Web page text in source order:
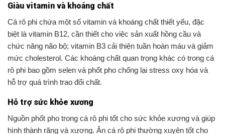
Giàu vitamin và khoáng chất
Cá rô phi chứa một số vitamin và khoáng chất thiết yếu, đặc
biệt là vitamin B12, cần thiết cho việc sản xuất hồng cầu và
chức năng não bộ; vitamin B3 cải thiện tuần hoàn máu và giảm
mức cholesterol. Các khoáng chất quan trọng khác có trong cá
rô phi bao gồm selen và phốt pho chống lại stress oxy hóa và
hỗ trợ quá trình trao đổi chất.
Hỗ trợ sức khỏe xương
Nguồn phốt pho trong cá rô phi tốt cho sức khỏe xương và giúp
hình thành răng và xương. Ăn cá rô phi thường xuyên tốt cho